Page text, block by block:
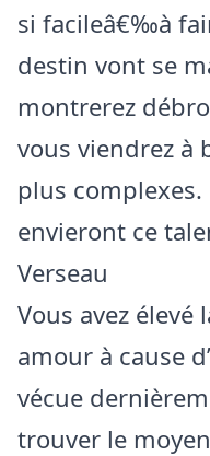
si facileâ€‰à
destin vont se
montrerez
vous viendrez à
plus complexes.
envieront ce
Verseau
Vous avez élevé
amour à cause
vécue
trouver le